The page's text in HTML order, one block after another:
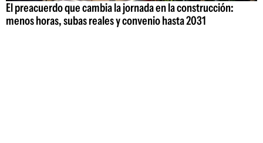
El preacuerdo que cambia la jornada en la construcción:
menos horas, subas reales y convenio hasta 2031